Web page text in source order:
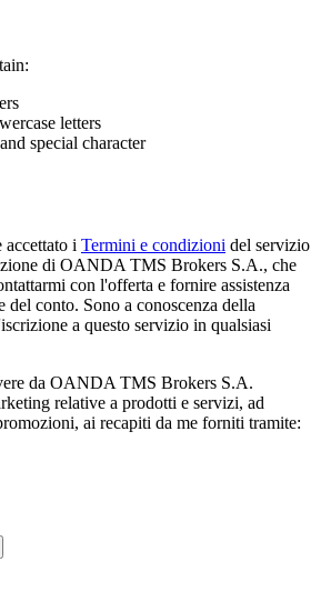
letters
special character
i Termini e condizioni del servizio
di OANDA TMS Brokers S.A., che
con l'offerta e fornire assistenza
del conto. Sono a conoscenza della
a questo servizio in qualsiasi
da OANDA TMS Brokers S.A.
relative a prodotti e servizi, ad
ai recapiti da me forniti tramite: